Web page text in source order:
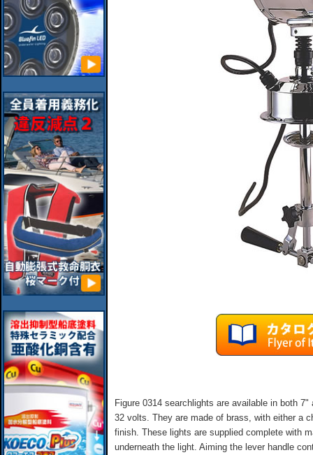
Figure 0314 searchlights are available in both
32 volts. They are made of brass, with either a
finish. These lights are supplied complete with
underneath the light. Aiming the lever handle